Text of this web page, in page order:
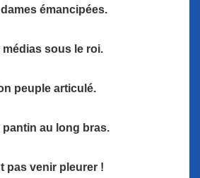
émancipées.
médias sous le roi.
peuple articulé.
pantin au long bras.
pas venir pleurer !